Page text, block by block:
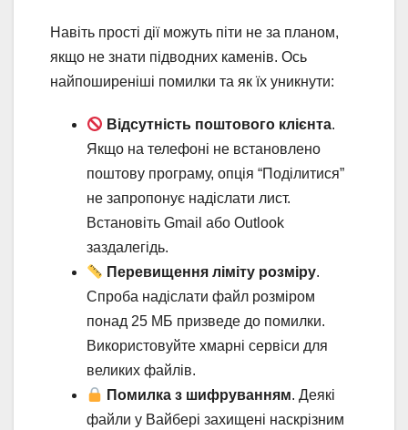
Навіть прості дії можуть піти не за планом,
якщо не знати підводних каменів. Ось
найпоширеніші помилки та як їх уникнути:
Відсутність поштового клієнта.
Якщо на телефоні не встановлено
поштову програму, опція “Поділитися”
не запропонує надіслати лист.
Встановіть Gmail або Outlook
заздалегідь.
Перевищення ліміту розміру.
Спроба надіслати файл розміром
понад 25 МБ призведе до помилки.
Використовуйте хмарні сервіси для
великих файлів.
Помилка з шифруванням. Деякі
файли у Вайбері захищені наскрізним